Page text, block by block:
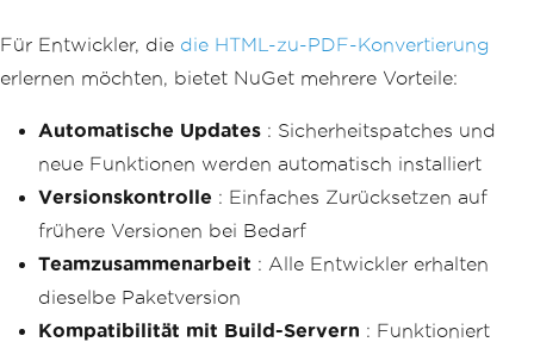
Für Entwickler, die die HTML-zu-PDF-Konvertierung
erlernen möchten, bietet NuGet mehrere Vorteile:
Automatische Updates : Sicherheitspatches und
neue Funktionen werden automatisch installiert
Versionskontrolle : Einfaches Zurücksetzen auf
frühere Versionen bei Bedarf
Teamzusammenarbeit : Alle Entwickler erhalten
dieselbe Paketversion
Kompatibilität mit Build-Servern : Funktioniert